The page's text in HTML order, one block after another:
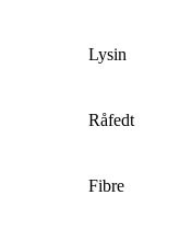
Lysin
Råfedt
Fibre